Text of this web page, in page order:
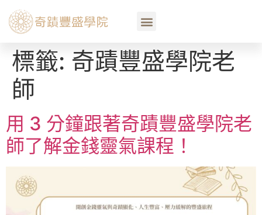
標籤: 奇蹟豐盛學院老
師
用 3 分鐘跟著奇蹟豐盛學院老
師了解金錢靈氣課程！